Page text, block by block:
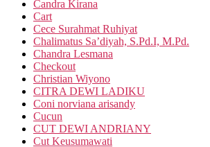
Candra Kirana
Cart
Cece Surahmat Ruhiyat
Chalimatus Sa’diyah, S.Pd.I, M.Pd.
Chandra Lesmana
Checkout
Christian Wiyono
CITRA DEWI LADIKU
Coni norviana arisandy
Cucun
CUT DEWI ANDRIANY
Cut Keusumawati